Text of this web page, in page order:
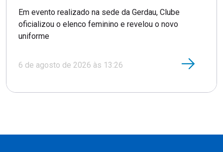
Em evento realizado na sede da Gerdau, Clube
oficializou o elenco feminino e revelou o novo
uniforme
6 de agosto de 2026 às 13:26